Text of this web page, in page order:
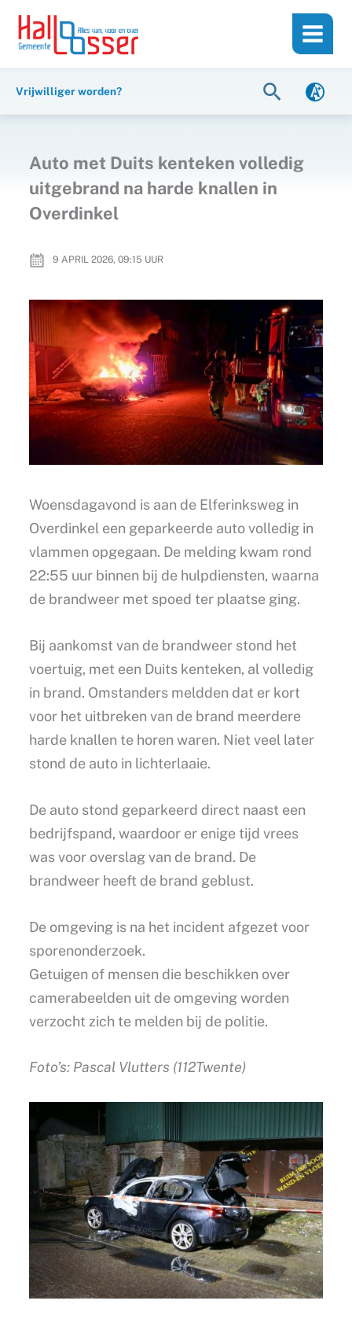
inhoud
naar
Vrijwilliger worden? Zoeken
Auto met Duits kenteken volledig
uitgebrand na harde knallen in
Overdinkel
9 APRIL 2026, 09:15 UUR
Woensdagavond is aan de Elferinksweg in
Overdinkel een geparkeerde auto volledig in
vlammen opgegaan. De melding kwam rond
22:55 uur binnen bij de hulpdiensten, waarna
de brandweer met spoed ter plaatse ging.
Bij aankomst van de brandweer stond het
voertuig, met een Duits kenteken, al volledig
in brand. Omstanders meldden dat er kort
voor het uitbreken van de brand meerdere
harde knallen te horen waren. Niet veel later
stond de auto in lichterlaaie.
De auto stond geparkeerd direct naast een
bedrijfspand, waardoor er enige tijd vrees
was voor overslag van de brand. De
brandweer heeft de brand geblust.
De omgeving is na het incident afgezet voor
sporenonderzoek.
Getuigen of mensen die beschikken over
camerabeelden uit de omgeving worden
verzocht zich te melden bij de politie.
Foto’s: Pascal Vlutters (112Twente)